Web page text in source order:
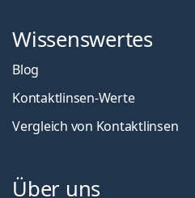
Wissenswertes
Blog
Kontaktlinsen-Werte
Vergleich von Kontaktlinsen
Über uns